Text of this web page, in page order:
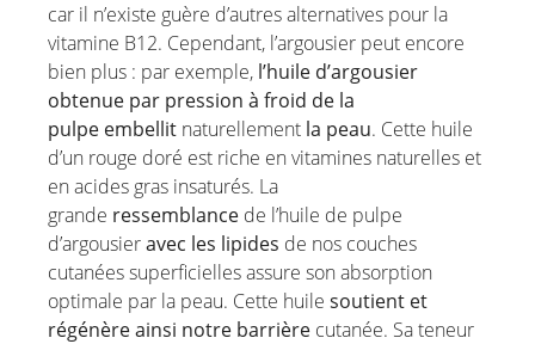
car il n’existe guère d’autres alternatives pour la
vitamine B12. Cependant, l’argousier peut encore
bien plus : par exemple, l’huile d’argousier
obtenue par pression à froid de la
pulpe embellit naturellement la peau. Cette huile
d’un rouge doré est riche en vitamines naturelles et
en acides gras insaturés. La
grande ressemblance de l’huile de pulpe
d’argousieravec les lipides de nos couches
cutanées superficielles assure son absorption
optimale par la peau. Cette huile soutient et
régénère ainsi notre barrière cutanée. Sa teneur